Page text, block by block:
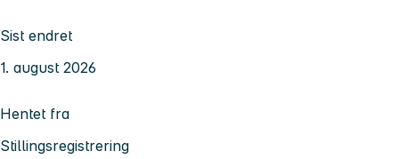
Sist endret
1. august 2026
Hentet fra
Stillingsregistrering